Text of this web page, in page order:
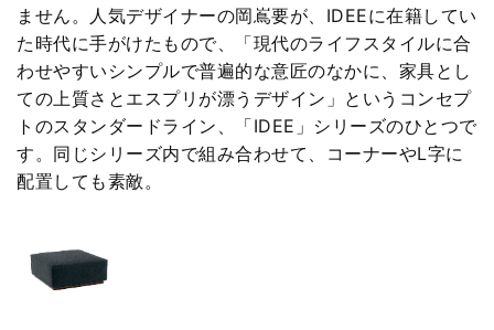
ません。人気デザイナーの岡嶌要が、IDEEに在籍してい
た時代に手がけたもので、「現代のライフスタイルに合
わせやすいシンプルで普遍的な意匠のなかに、家具とし
ての上質さとエスプリが漂うデザイン」というコンセプ
トのスタンダードライン、「IDEE」シリーズのひとつで
す。同じシリーズ内で組み合わせて、コーナーやL字に
配置しても素敵。